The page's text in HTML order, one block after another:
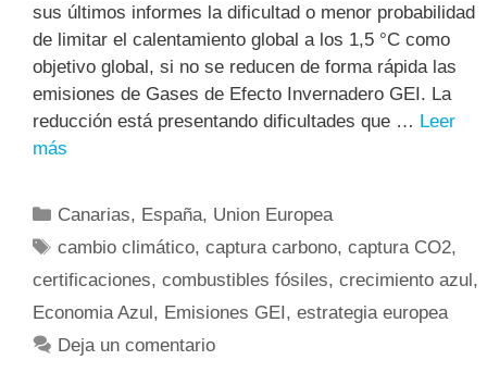
sus últimos informes la dificultad o menor probabilidad
de limitar el calentamiento global a los 1,5 °C como
objetivo global, si no se reducen de forma rápida las
emisiones de Gases de Efecto Invernadero GEI. La
reducción está presentando dificultades que … Leer
más
Canarias, España, Union Europea
cambio climático,captura carbono,captura CO2,
certificaciones, combustibles fósiles, crecimiento azul,
Economia Azul, Emisiones GEI, estrategia europea
Deja un comentario